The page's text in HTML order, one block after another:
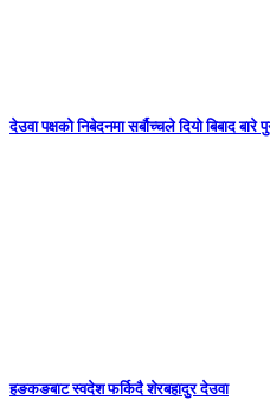
देउवा पक्षको निबेदनमा सर्बौच्चले दियो बिबाद
हङकङबाट स्वदेश फर्किदै शेरबहादुर देउवा